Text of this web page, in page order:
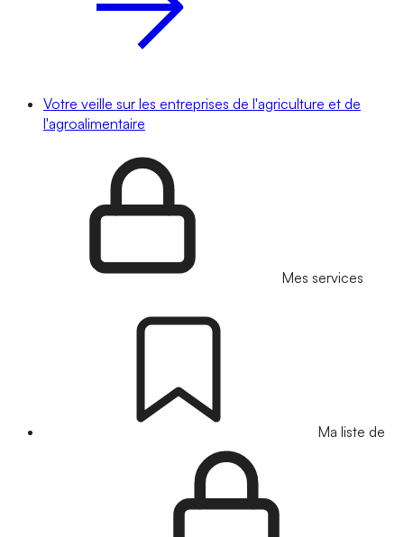
Votre veille sur les entreprises de l'agriculture et de
l'agroalimentaire
Mes services
Ma liste de